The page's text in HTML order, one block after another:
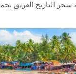
سحر التاريخ العريق